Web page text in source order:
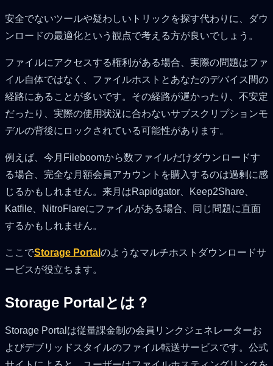
安全でないツールや疑わしいトリックを探す代わりに、ダウ
ンロードの最適化という観点で考える方が良いでしょう。
ファイルにアクセスする権利がある場合、実際の問題はファ
イル自体ではなく、ファイルホストとあなたのデバイス間の
経路にあることが多いです。その経路が遅かったり、不安定
だったり、実際の使用状況に合わないサブスクリプションモ
デルの背後にロックされている可能性があります。
例えば、今月Fileboomから数ファイルだけダウンロードす
る場合、完全な月額会員アカウントを購入するのは過剰に感
じるかもしれません。来月はRapidgator、Keep2Share、
Katfile、NitroFlareにファイルがある場合、同じ問題に直面
するかもしれません。
ここでStorage Portal のようなマルチホストダウンロードサ
ービスが役立ちます。
Storage Portalとは？
Storage Portalは従量課金制の会員リンクジェネレーターお
よびデブリッドスタイルのファイル転送サービスです。公式